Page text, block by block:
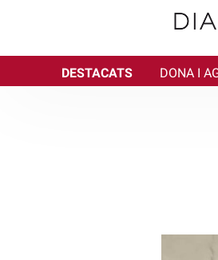
DESTACATS DONA I